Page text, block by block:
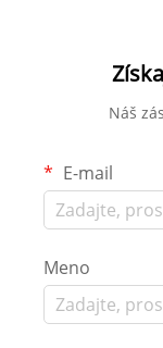
Náš
E-mail
Meno